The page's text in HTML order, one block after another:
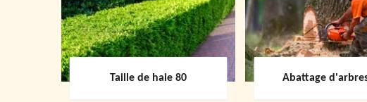
Taille de haie 80 Abattage